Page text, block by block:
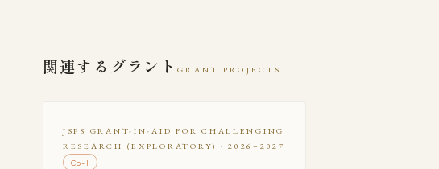
関連するグラントGRANT PROJECTS
JSPS GRANT-IN-AID FOR CHALLENGING
RESEARCH (EXPLORATORY) · 2026–2027
Co-I